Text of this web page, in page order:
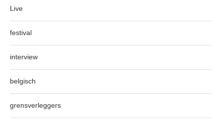
Live
festival
interview
belgisch
grensverleggers